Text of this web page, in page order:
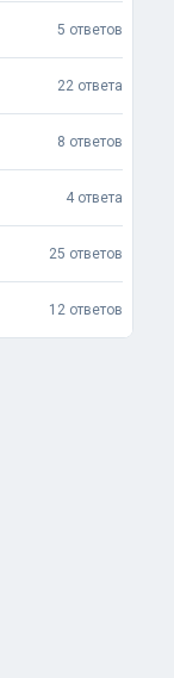
5 ответов
22 ответа
8 ответов
4 ответа
25 ответов
12 ответов